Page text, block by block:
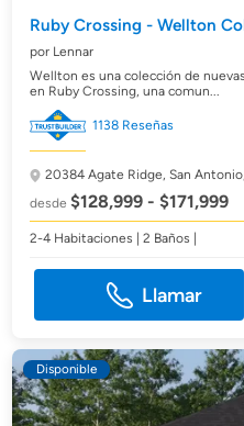
Ruby Crossing - Wellton
por Lennar
Wellton es una colección de
en Ruby Crossing, una comun...
1138 Reseñas
20384 Agate Ridge,San
desde$128,999 - $171,999
2-4 Habitaciones | 2 Baños |
Llamar
Disponible